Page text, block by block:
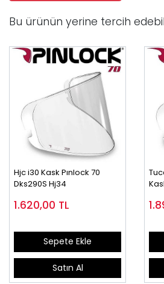
Bu ürünün yerine tercih
Hjc i30 Kask Pınlock 70
Dks290S Hj34
1.620,00 TL
Sepete Ekle
Satın Al